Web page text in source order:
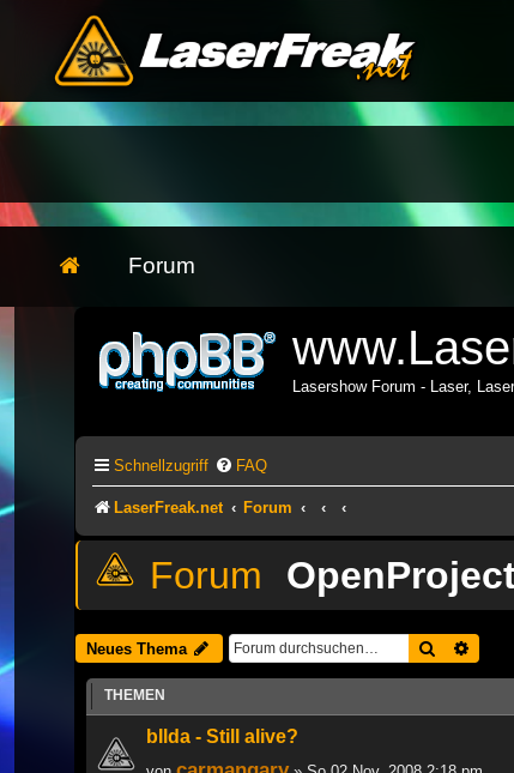
Forum
Lasershow Forum - Laser,
Schnellzugriff FAQ
LaserFreak.net Forum
Neues Thema Suche
THEMEN
bIlda - Still alive?